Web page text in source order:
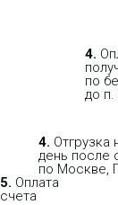
4.
по
до п.
4. Отгрузка
день после
по Москве,
5. Оплата
счета